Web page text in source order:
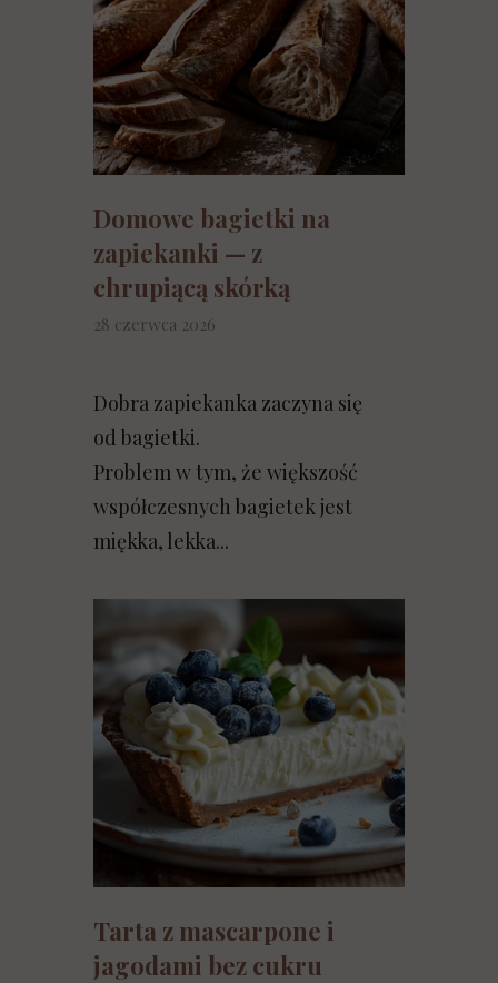
Domowe bagietki na
zapiekanki — z
chrupiącą skórką
28 czerwca 2026
Dobra zapiekanka zaczyna się
od bagietki.
Problem w tym, że większość
współczesnych bagietek jest
miękka, lekka...
Tarta z mascarpone i
jagodami bez cukru